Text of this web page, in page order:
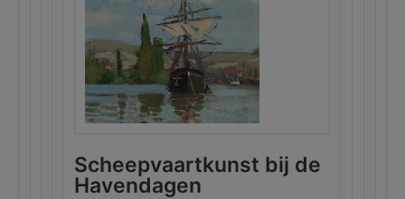
Scheepvaartkunst bij de
Havendagen